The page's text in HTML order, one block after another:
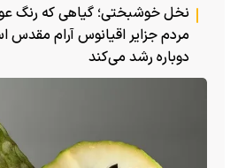
نخل خوشبختی؛ گیاهی که رنگ
مردم جزایر اقیانوس آرام مقدس
دوباره رشد می‌کند